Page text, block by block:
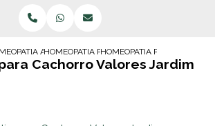
ANIMAL
HOMEOPATIA PARA CACHORRO BOM
HOMEOPATIA PARA
Cachorro Valores Jardim